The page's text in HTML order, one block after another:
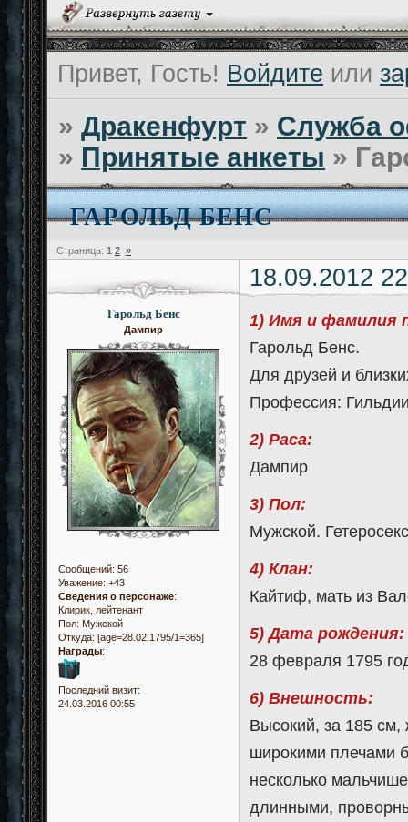
Привет, Гость! Войдите или
»Дракенфурт » Служба
» Принятые анкеты »
ГАРОЛЬД БЕНС
Страница: 1 2 »
18.09.2012
Гарольд Бенс
Дампир
Сообщений: 56
Уважение: +43
Сведения о персонаже:
Клирик, лейтенант
Пол: Мужской
Откуда: [age=28.02.1795/1=365]
Награды:
Последний визит:
24.03.2016 00:55
1) Имя и фамилия
Гарольд Бенс.
Для друзей и
Профессия:
2) Раса:
Дампир
3) Пол:
Мужской.
4) Клан:
Кайтиф, мать из
5) Дата рождения:
28 февраля 1795
6) Внешность:
Высокий, за 185 см,
широкими плечами
несколько
длинными,